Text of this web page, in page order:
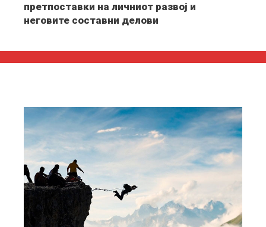
претпоставки на личниот развој и
неговите составни делови